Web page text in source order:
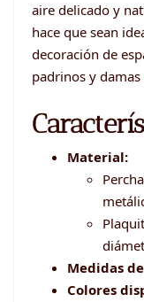
aire delicado y
hace que sean
decoración de
padrinos y damas
Material:
Medidas
Colores